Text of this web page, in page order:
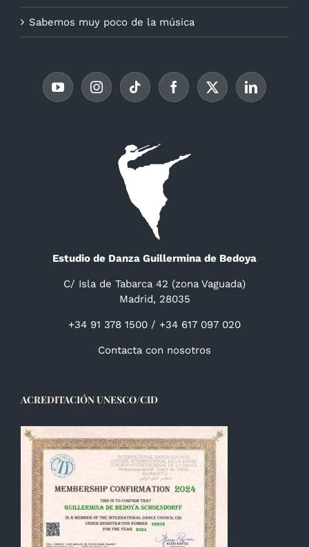
Sabemos muy poco de la música
Estudio de Danza Guillermina de Bedoya
C/ Isla de Tabarca 42 (zona Vaguada)
Madrid, 28035
+34 91 378 1500 / +34 617 097 020
Contacta con nosotros
ACREDITACIÓN UNESCO/CID